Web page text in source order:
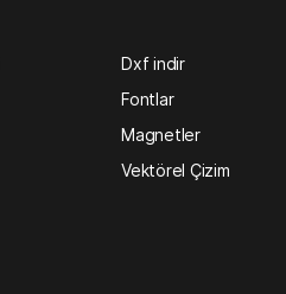
Dxf indir
Fontlar
Magnetler
Vektörel Çizim